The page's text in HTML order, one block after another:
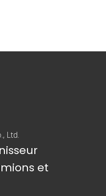
de la cabine.La
votre temps de
retardé.Ce n'est
qu'il peut y avoir
vous présentera en
de routine des
Ltd.
et